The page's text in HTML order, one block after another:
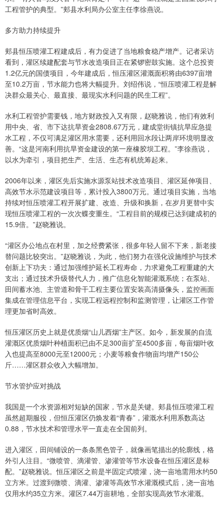
工程管护的典型。”郏县水利局办公室主任李徐燕说。
多方助力持续提升
郏县恒压喷灌工程建成后，有力促进了当地粮食稳产增产。记者采访
看到，灌区续建配套与节水改造项目正在紧锣密鼓实施。这个总投资
1.2亿元的国债项目，今年建成后，恒压灌区灌溉面积将由6397亩增
至10.2万亩，节水能力也将大幅提升。刘绍伟说，“恒压喷灌工程是解
决群众最关心、最直接、最现实水利问题的民生工程”。
水利工程管护需要钱，地方财政投入又有限，赵晓雅说，他们有效利
用中央、省、市下达抗旱资金2808.67万元，建成堂街镇抗旱应急提
水工程，不仅可满足灌区用水需要，还利用回水段让两岸环境明显改
善。“这是河南利用抗旱资金建设的第一座橡胶坝工程。”李徐燕说，
以水为牵引，项目把生产、生活、生态有机统筹起来。
2006年以来，灌区先后实施水源泵站技术改造项目、灌区延伸项目、
高效节水示范建设项目等，累计投入3800万元。通过项目实施，当地
持续对恒压喷灌工程开展扩建、改造、升级和换新，在岁月更替中实
现恒压喷灌工程的一次次蝶变重生。“工程目前的规模已达到建成初的
15.9倍。”赵晓雅说。
“灌区办公地点在村里，加之经费紧张，很多年轻人留不下来，新老接
替问题比较突出。”赵晓雅说，为此，他们努力在强化设施维护与技术
创新上下功夫：通过加强维护延长工程寿命，力求避免工程重建的大
支出；通过技术升级替代人力，推广信息化智能灌溉系统；在泵站、
田间蓄水池、主管道和骨干工程主要位置安装高清摄像头，监控画面
集成在管理信息平台，实现工程远程控制和监测管理，让灌区工作管
理更加省时高效。
恒压灌区历史上就是优质烟“山儿西烟”主产区。如今，新发展的自流
灌溉区优质烟叶种植面积已由不足300亩扩至4500多亩，每亩烟叶收
入也提高至8000元至12000元；小麦等粮食作物亩均增产150公
斤……灌区群众收入大幅增加。
节水管护应对挑战
我国是一个水资源相对短缺的国家，节水是关键。郏县恒压喷灌工程
虽然超期服役，但恒压灌区仍焕发着“青春”，灌溉水利用系数高达
0.88，节水技术和管理水平一直走在全国前列。
进入灌区，田间铺设的一条条黑色管子，就像画笔描出的轮廓线，格
外引人注目。“微喷管、滴灌管、渗灌管等节水设备在恒压灌区是标
配。”赵晓雅说。恒压灌区之前是半固定式喷灌，浇一亩地需用水约50
立方米。过渡到微喷、滴灌、渗灌等高效节水灌溉模式后，浇一亩地
仅用水约35立方米。灌区7.44万亩耕地，全部实现高效节水灌溉。